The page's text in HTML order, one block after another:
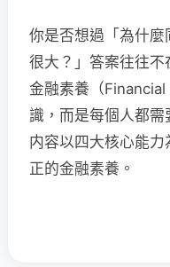
你是否想過「為什
很大？」答案往往不
金融素養（
識，而是每個人都
内容以四大核心能
正的金融素養。